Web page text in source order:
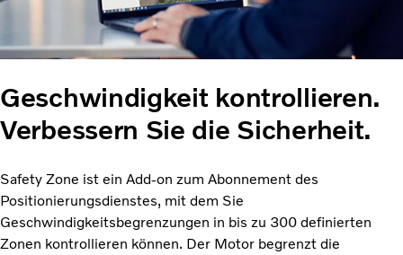
Geschwindigkeit kontrollieren.
Verbessern Sie die Sicherheit.
Safety Zone ist ein Add-on zum Abonnement des
Positionierungsdienstes, mit dem Sie
Geschwindigkeitsbegrenzungen in bis zu 300 definierten
Zonen kontrollieren können. Der Motor begrenzt die